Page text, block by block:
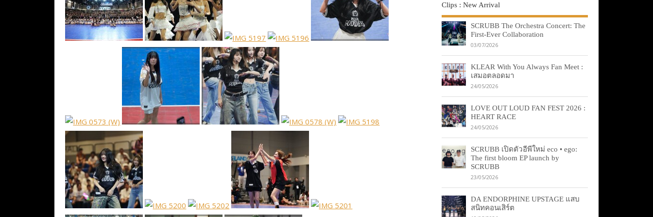
Clips : New Arrival
SCRUBB The Orchestra Concert: The
First-Ever Collaboration
03/07/2026
KLEAR With You Always Fan Meet :
เสมอตลอดมา
24/05/2026
LOVE OUT LOUD FAN FEST 2026 :
HEART RACE
24/05/2026
SCRUBB เปิดตัวอีพีใหม่ eco • ego:
The first bloom EP launch by
SCRUBB
23/05/2026
DA ENDORPHINE UPSTAGE แสบ
สนิทคอนเสิร์ต